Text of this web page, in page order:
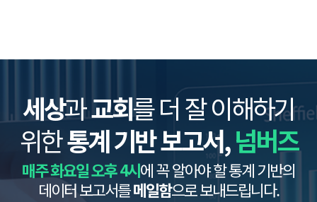
세상과교회를 더 잘 이해하기
위한통계 기반 보고서,넘버즈
매주 화요일 오후 4시에 꼭 알아야 할 통계 기반의
데이터 보고서를메일함으로 보내드립니다.